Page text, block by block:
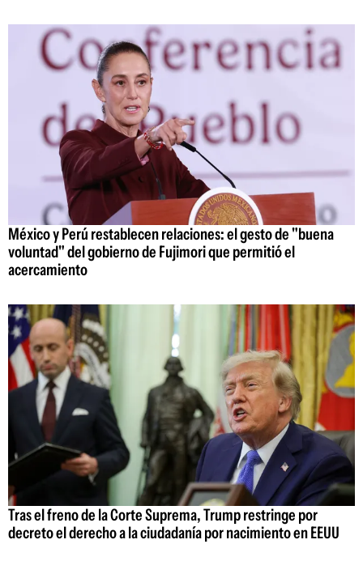
México y Perú restablecen relaciones: el gesto de "buena
voluntad" del gobierno de Fujimori que permitió el
acercamiento
Tras el freno de la Corte Suprema, Trump restringe por
decreto el derecho a la ciudadanía por nacimiento en EEUU